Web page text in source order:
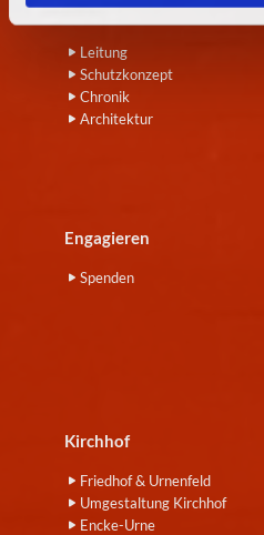
Wir
Leitung
Schutzkonzept
Chronik
Architektur
Engagieren
Spenden
Kirchhof
Friedhof & Urnenfeld
Umgestaltung Kirchhof
Encke-Urne